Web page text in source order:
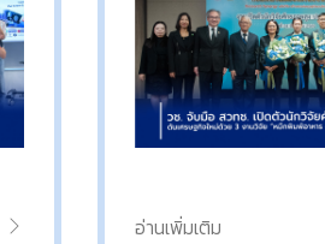
อ่านเพิ่มเติม